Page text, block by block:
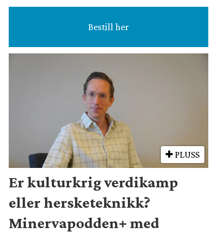
Bestill her
PLUSS
Er kulturkrig verdikamp
eller hersketeknikk?
Minervapodden+ med